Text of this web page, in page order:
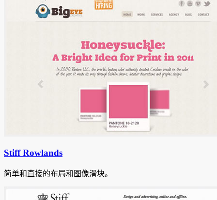
Stiff Rowlands
简单和直接的布局和图像滑块。